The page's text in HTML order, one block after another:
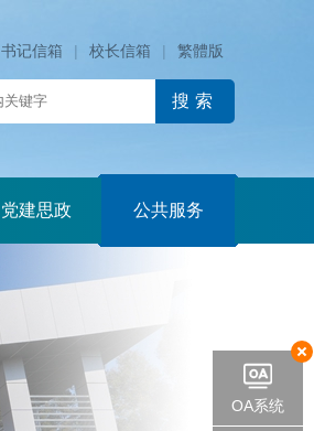
书记信箱 | 校长信箱 | 繁體版
党建思政 公共服务
OA系统